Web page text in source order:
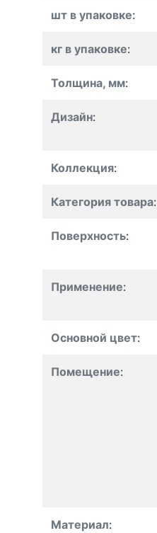
шт в упаковке:
кг в упаковке:
Толщина, мм:
Дизайн:
Коллекция:
Категория товара:
Поверхность:
Применение:
Основной цвет:
Помещение:
Материал: